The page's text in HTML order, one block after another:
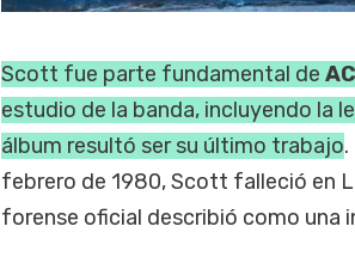
Scott fue parte fundamental de
estudio de la banda, incluyendo la
álbum resultó ser su último trabajo
febrero de 1980, Scott falleció en
forense oficial describió como una